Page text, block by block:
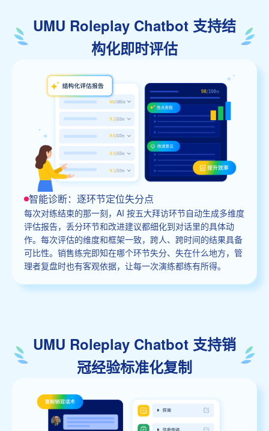
UMU Roleplay Chatbot 支持结
构化即时评估
智能诊断：逐环节定位失分点
每次对练结束的那一刻，AI 按五大拜访环节自动生成多维度
评估报告，丢分环节和改进建议都细化到对话里的具体动
作。每次评估的维度和框架一致，跨人、跨时间的结果具备
可比性。销售练完即知在哪个环节失分、失在什么地方，管
理者复盘时也有客观依据，让每一次演练都练有所得。
UMU Roleplay Chatbot 支持销
冠经验标准化复制